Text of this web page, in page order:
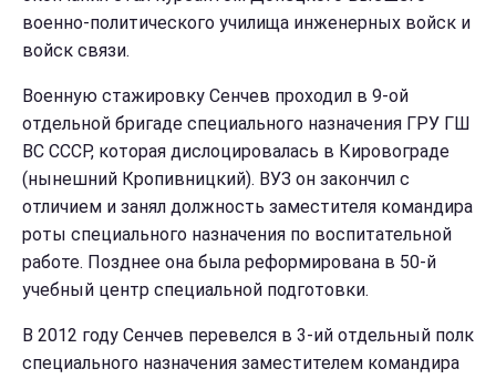
военно-политического училища инженерных войск и
войск связи.
Военную стажировку Сенчев проходил в 9-ой
отдельной бригаде специального назначения ГРУ ГШ
ВС СССР, которая дислоцировалась в Кировограде
(нынешний Кропивницкий). ВУЗ он закончил с
отличием и занял должность заместителя командира
роты специального назначения по воспитательной
работе. Позднее она была реформирована в 50-й
учебный центр специальной подготовки.
В 2012 году Сенчев перевелся в 3-ий отдельный полк
специального назначения заместителем командира